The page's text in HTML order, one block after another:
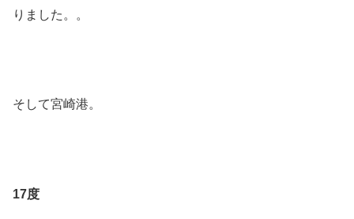
りました。。
そして宮崎港。
17度